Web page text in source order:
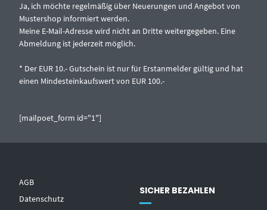
Ja, ich möchte regelmäßig über Neuerungen und Angebot von
Mustershop informiert werden.
Meine E-Mail-Adresse wird nicht an Dritte weitergegeben. Eine
Abmeldung ist jederzeit möglich.
* Der EUR 10.- Gutschein ist nur für Erstanmelder gültig und hat
einen Mindesteinkaufswert von EUR 100.-
[mailpoet_form id="1"]
AGB
Datenschutz
SICHER BEZAHLEN